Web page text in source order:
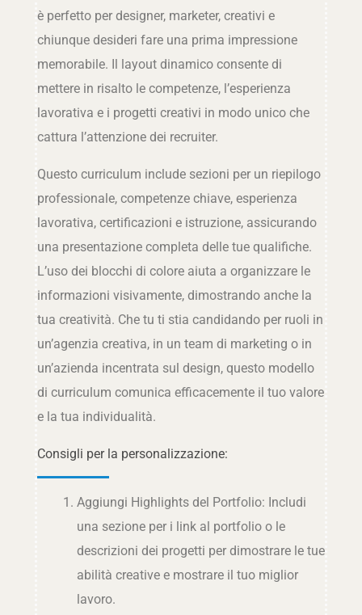
è perfetto per designer, marketer, creativi e
chiunque desideri fare una prima impressione
memorabile. Il layout dinamico consente di
mettere in risalto le competenze, l’esperienza
lavorativa e i progetti creativi in modo unico che
cattura l’attenzione dei recruiter.
Questo curriculum include sezioni per un riepilogo
professionale, competenze chiave, esperienza
lavorativa, certificazioni e istruzione, assicurando
una presentazione completa delle tue qualifiche.
L’uso dei blocchi di colore aiuta a organizzare le
informazioni visivamente, dimostrando anche la
tua creatività. Che tu ti stia candidando per ruoli in
un’agenzia creativa, in un team di marketing o in
un’azienda incentrata sul design, questo modello
di curriculum comunica efficacemente il tuo valore
e la tua individualità.
Consigli per la personalizzazione:
Aggiungi Highlights del Portfolio: Includi
una sezione per i link al portfolio o le
descrizioni dei progetti per dimostrare le tue
abilità creative e mostrare il tuo miglior
lavoro.